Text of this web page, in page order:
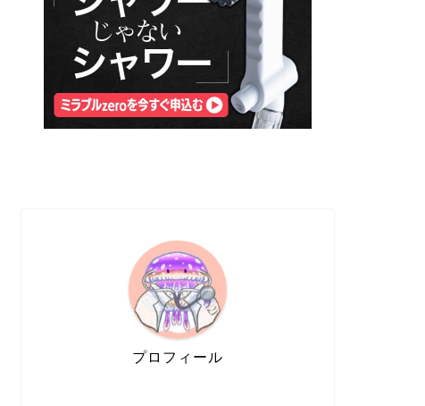
ウーロン茶風呂の作り方・効能・デ
メリットを解説！殺菌・抗菌作用で
アトピーの悪化を抑える⁉
2023年10月31日
お風呂でメガネが曇らない方法まと
め！曇る原因を知って対処しよう
プロフィール